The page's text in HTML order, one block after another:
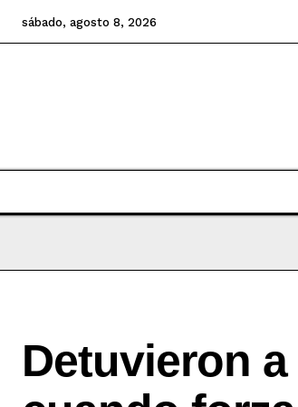
sábado, agosto 8, 2026
Detuvieron